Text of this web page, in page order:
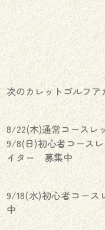
次のカレットゴルフ
8/22(木)通常コースレ
9/8(日)初心者コース
イター 募集中
9/18(水)初心者コー
中